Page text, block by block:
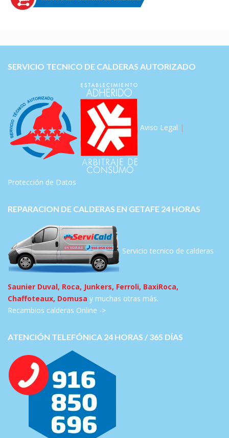
SERVICIO TECNICO DE CALDERAS AUTORIZADO
Aviso Legal |
Protección de Datos
REPARACION DE CALDERAS EN GETAFE 24 HORAS
Servicio tecnico de calderas
Saunier Duval, Roca, Junkers, Ferroli, BaxiRoca,
Chaffoteaux, Domusa y muchas otras más.
Recambios calderas Online ->
ATENCIÓN TELEFÓNICA 24 HORAS / 365 DÍAS